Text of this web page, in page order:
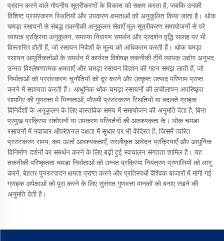
प्रदान करने वाले गोपनीय सूत्रीकरणों के विकास को सक्षम करता है, जबकि उनकी
विशिष्ट प्रसंस्करण स्थितियों और उपकरण क्षमताओं को अनुकूलित किया जाता है। थोक
चमड़ा रसायनों से संबद्ध तकनीकी अनुकूलन सेवाएँ मूल सूत्रीकरण समायोजनों से परे
व्यापक प्रक्रिया अनुकूलन, समस्या निवारण समर्थन और प्रदर्शन वृद्धि सलाह पर भी
विस्तारित होती हैं, जो रसायन निवेशों के मूल्य को अधिकतम करती हैं। थोक चमड़ा
रसायन आपूर्तिकर्ताओं के समर्थन में कार्यरत विशेषज्ञ तकनीकी टीमें व्यापक उद्योग अनुभव,
उन्नत विश्लेषणात्मक क्षमताएँ और चमड़ा रसायन विज्ञान की गहन समझ लाती हैं, जो
निर्माताओं को प्रसंस्करण चुनौतियों को दूर करने और उत्कृष्ट उत्पाद परिणाम प्राप्त
करने में सहायता करती हैं। आधुनिक थोक चमड़ा रसायनों की लचीलापन अपरिष्कृत
सामग्रि की गुणवत्ता में भिन्नताओं, मौसमी प्रसंस्करण स्थितियों या बदलते ग्राहक
विनिर्देशों के अनुकूलन के लिए वास्तविक समय में समायोजन की अनुमति देता है, बिना
प्रमुख प्रक्रिया संशोधनों या उपकरण परिवर्तनों की आवश्यकता के। थोक चमड़ा
रसायनों में नवाचार ऑपरेशनल दक्षता में सुधार पर भी केंद्रित है, जिसमें त्वरित
प्रसंस्करण समय, कम ऊर्जा आवश्यकताएँ, सरलीकृत आवेदन प्रक्रियाएँ और आधुनिक
विनिर्माण दर्शनों का समर्थन करने के लिए बढ़ी हुई स्वचालन संगतता शामिल है। यह
तकनीकी परिष्कृतता चमड़ा निर्माताओं को उन्नत प्रक्रिया नियंत्रण प्रणालियों को लागू
करने, बेहतर पुनरुत्पादन क्षमता प्राप्त करने और प्रतिस्पर्धी वैश्विक बाजारों में मांगी गई
ग्राहक अपेक्षाओं को पूरा करने के लिए सुसंगत गुणवत्ता मानकों को बनाए रखने की
अनुमति देती है।